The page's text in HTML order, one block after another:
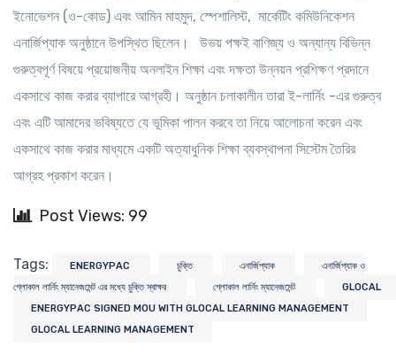
ইনোভেশন (ও-কোড) এবং আমিন মাহমুদ, স্পেশালিস্ট, মার্কেটিং কমিউনিকেশন
এনার্জিপ্যাক অনুষ্ঠানে উপস্থিত ছিলেন। উভয় পক্ষই বাণিজ্য ও অন্যান্য বিভিন্ন
গুরুত্বপূর্ণ বিষয়ে প্রয়োজনীয় অনলাইন শিক্ষা এবং দক্ষতা উন্নয়ন প্রশিক্ষণ প্রদানে
একসাথে কাজ করার ব্যাপারে আগ্রহী। অনুষ্ঠান চলাকালীন তারা ই-লার্নিং -এর গুরুত্ব
এবং এটি আমাদের ভবিষ্যতে যে ভূমিকা পালন করবে তা নিয়ে আলোচনা করেন এবং
একসাথে কাজ করার মাধ্যমে একটি অত্যাধুনিক শিক্ষা ব্যবস্থাপনা সিস্টেম তৈরির
আগ্রহ প্রকাশ করেন।
Post Views: 99
Tags: ENERGYPAC চুক্তি এনার্জিপ্যাক
এনার্জিপ্যাক ও
গ্লোকাল লার্নিং ম্যানেজমেন্ট এর মধ্যে চুক্তি স্বাক্ষর
গ্লোকাল লার্নিং ম্যানেজমেন্ট
GLOCAL
ENERGYPAC SIGNED MOU WITH GLOCAL LEARNING MANAGEMENT
GLOCAL LEARNING MANAGEMENT